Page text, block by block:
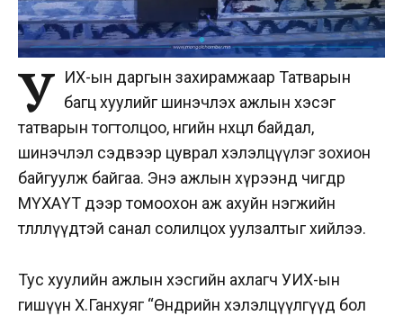
У ИХ-ын даргын захирамжаар Татварын
багц хуулийг шинэчлэх ажлын хэсэг
татварын тогтолцоо, өнөөгийн нөхцөл байдал,
шинэчлэл сэдвээр цуврал хэлэлцүүлэг зохион
байгуулж байгаа. Энэ ажлын хүрээнд өчигдөр
МҮХАҮТ дээр томоохон аж ахуйн нэгжийн
төлөөллүүдтэй санал солилцох уулзалтыг хийлээ.
Тус хуулийн ажлын хэсгийн ахлагч УИХ-ын
гишүүн Х.Ганхуяг “Өнөөдрийн хэлэлцүүлгүүд бол